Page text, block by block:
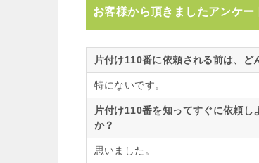
お客様から頂きましたアンケー
片付け110番に依頼される前は、ど
特にないです。
片付け110番を知ってすぐに依頼
か？
思いました。